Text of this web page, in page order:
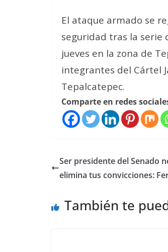
El ataque armado se
seguridad tras la serie
jueves en la zona de
integrantes del Cártel
Tepalcatepec.
Comparte en redes
Ser presidente del Senado
elimina tus convicciones:
También te